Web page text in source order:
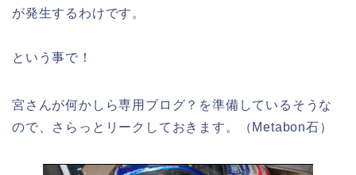
が発生するわけです。
という事で！
宮さんが何かしら専用ブログ？を準備しているそうな
ので、さらっとリークしておきます。（Metabon石）